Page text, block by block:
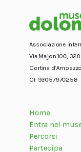
Associazione
Via Majon 100,
Cortina d’Ampezzo
CF 93057970258
Home
Entra nel
Percorsi
Partecipa